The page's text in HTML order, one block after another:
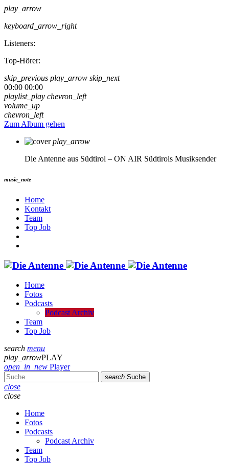
play_arrow
keyboard_arrow_right
Listeners:
Top-Hörer:
skip_previous play_arrow skip_next
00:00 00:00
playlist_play chevron_left
volume_up
chevron_left
Zum Album gehen
play_arrow
Die Antenne aus Südtirol – ON AIR Südtirols Musiksender
music_note
Home
Kontakt
Team
Top Job
Home
Fotos
Podcasts
Podcast Archiv
Team
Top Job
search menu
play_arrowPLAY
open_in_new Player
search Suche
close
close
Home
Fotos
Podcasts
Podcast Archiv
Team
Top Job